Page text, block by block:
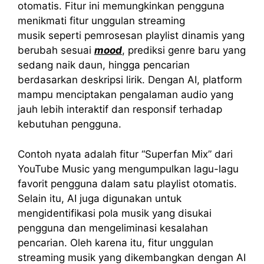
otomatis. Fitur ini memungkinkan pengguna
menikmati fitur unggulan streaming
musik seperti pemrosesan playlist dinamis yang
berubah sesuai mood, prediksi genre baru yang
sedang naik daun, hingga pencarian
berdasarkan deskripsi lirik. Dengan AI, platform
mampu menciptakan pengalaman audio yang
jauh lebih interaktif dan responsif terhadap
kebutuhan pengguna.
Contoh nyata adalah fitur “Superfan Mix” dari
YouTube Music yang mengumpulkan lagu-lagu
favorit pengguna dalam satu playlist otomatis.
Selain itu, AI juga digunakan untuk
mengidentifikasi pola musik yang disukai
pengguna dan mengeliminasi kesalahan
pencarian. Oleh karena itu, fitur unggulan
streaming musik yang dikembangkan dengan AI